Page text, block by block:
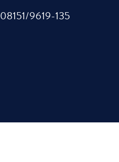
08151/9619-135